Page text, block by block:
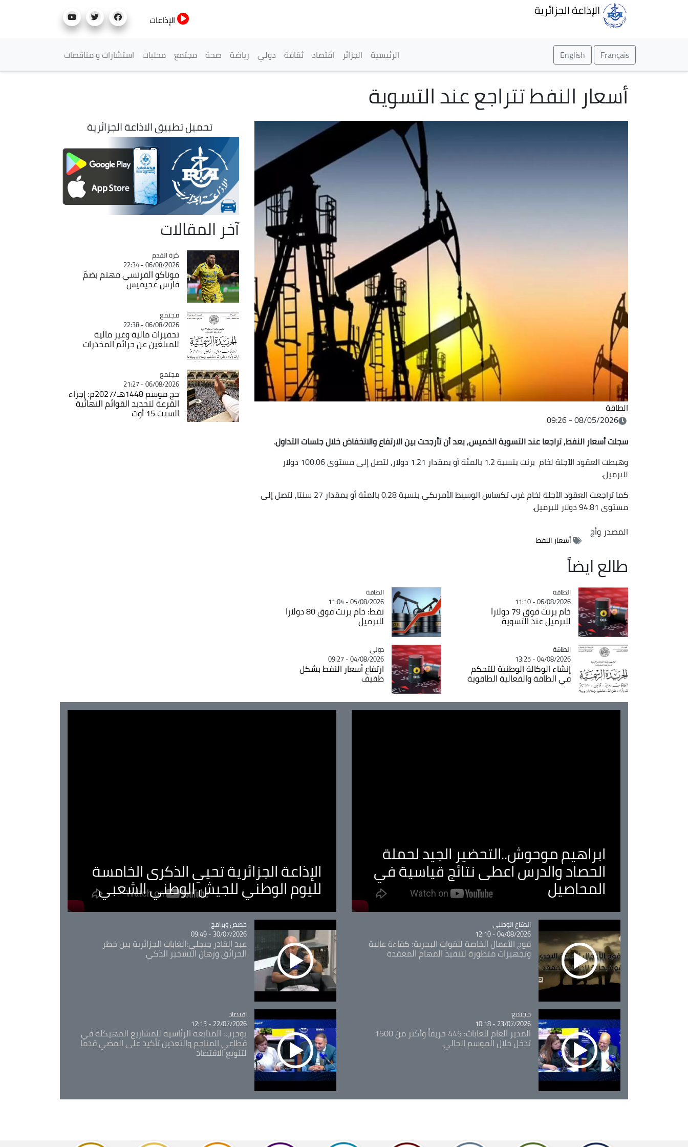
الإذاعة الجزائرية
الإذاعات
Français
English القائمة الرئيسية
الرئيسية الجزائر اقتصاد ثقافة دولي رياضة صحة مجتمع محليات استشارات و مناقصات
أسعار النفط تتراجع عند التسوية
الطاقة
08/05/2026 - 09:26
سجلت أسعار النفط, تراجعا عند التسوية الخميس, بعد أن تأرجحت بين الارتفاع والانخفاض خلال جلسات التداول.
وهبطت العقود الآجلة لخام برنت بنسبة 1.2 ‌بالمئة أو بمقدار 1.21 دولار, لتصل إلى مستوى 100.06 دولار
للبرميل.
كما تراجعت العقود الآجلة لخام غرب تكساس الوسيط الأمريكي بنسبة 0.28 بالمئة ‌أو بمقدار 27 سنتا, لتصل إلى
مستوى 94.81 دولار للبرميل.
المصدر وأج
أسعار النفط
طالع ايضاً
Catégorie
الطاقة
06/08/2026 - 11:10
خام برنت فوق 79 دولارا
للبرميل عند التسوية
Catégorie
الطاقة
05/08/2026 - 11:04
نفط: خام برنت فوق 80 دولارا
للبرميل
Catégorie
الطاقة
04/08/2026 - 13:25
إنشاء الوكالة الوطنية للتحكم
في الطاقة والفعالية الطاقوية
Catégorie
دولي
04/08/2026 - 09:27
ارتفاع أسعار النفط بشكل
طفيف
تحميل تطبيق الاذاعة الجزائرية
آخر المقالات
Catégorie
كرة القدم
06/08/2026 - 22:34
موناكو الفرنسي مهتم بضمّ
فارس غجيميس
Catégorie
مجتمع
06/08/2026 - 22:38
تحفيزات مالية وغير مالية
للمبلغين عن جرائم المخدرات
Catégorie
مجتمع
06/08/2026 - 21:27
حج موسم 1448هـ/2027م: إجراء
القرعة لتحديد القوائم النهائية
السبت 15 أوت
ابراهيم موحوش..التحضير الجيد لحملة
الحصاد والدرس اعطى نتائج قياسية في
المحاصيل
الإذاعة الجزائرية تحيي الذكرى الخامسة
لليوم الوطني للجيش الوطني الشعبي
Catégorie
الدفاع الوطني
04/08/2026 - 12:10
فوج الأعمال الخاصة للقوات البحرية: كفاءة عالية
وتجهيزات متطورة لتنفيذ المهام المعقدة
Catégorie
حصص وبرامج
30/07/2026 - 09:49
عبد القادر جيجلي:الغابات الجزائرية بين خطر
الحرائق ورهان التشجير الذكي
Catégorie
مجتمع
23/07/2026 - 10:18
المدير العام للغابات: 445 حريقاً وأكثر من 1500
تدخل خلال الموسم الحالي
Catégorie
اقتصاد
22/07/2026 - 12:13
بوحرب: المتابعة الرئاسية للمشاريع المهيكلة في
قطاعي المناجم والتعدين تأكيد على المضي قدما
لتنويع الاقتصاد